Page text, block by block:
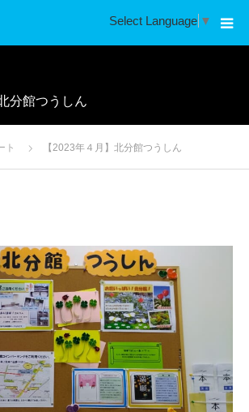
Select Language ▼
分館つうしん
ト 【2023年４月】北分館つうしん